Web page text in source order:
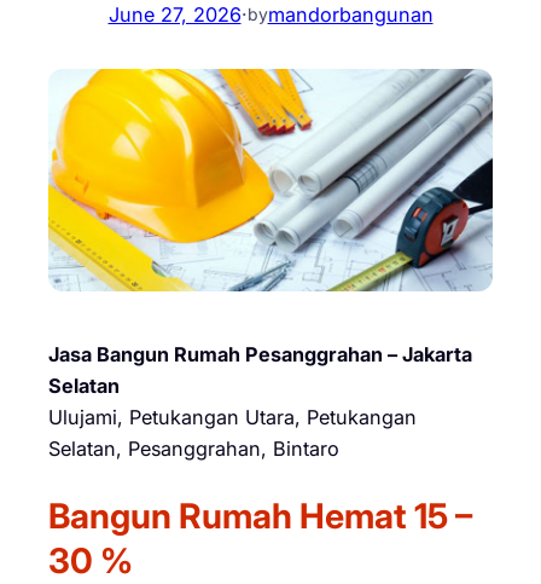
June 27, 2026·bymandorbangunan
Jasa Bangun Rumah Pesanggrahan – Jakarta
Selatan
Ulujami, Petukangan Utara, Petukangan
Selatan, Pesanggrahan, Bintaro
Bangun Rumah Hemat 15 –
30 %